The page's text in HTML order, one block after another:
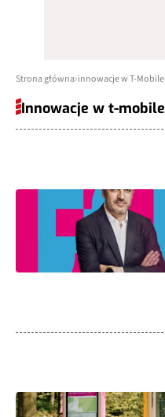
Strona główna innowacje w T-Mobile
Innowacje w t-mobile